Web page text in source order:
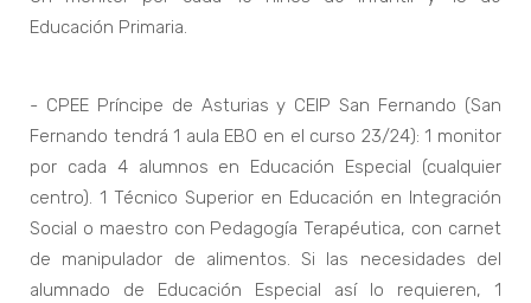
Educación Primaria.
- CPEE Príncipe de Asturias y CEIP San Fernando (San
Fernando tendrá 1 aula EBO en el curso 23/24): 1 monitor
por cada 4 alumnos en Educación Especial (cualquier
centro). 1 Técnico Superior en Educación en Integración
Social o maestro con Pedagogía Terapéutica, con carnet
de manipulador de alimentos. Si las necesidades del
alumnado de Educación Especial así lo requieren, 1